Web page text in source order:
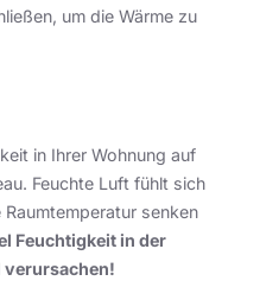
um die Wärme zu
in Ihrer Wohnung auf
Feuchte Luft fühlt sich
senken
Feuchtigkeit in der
verursachen!